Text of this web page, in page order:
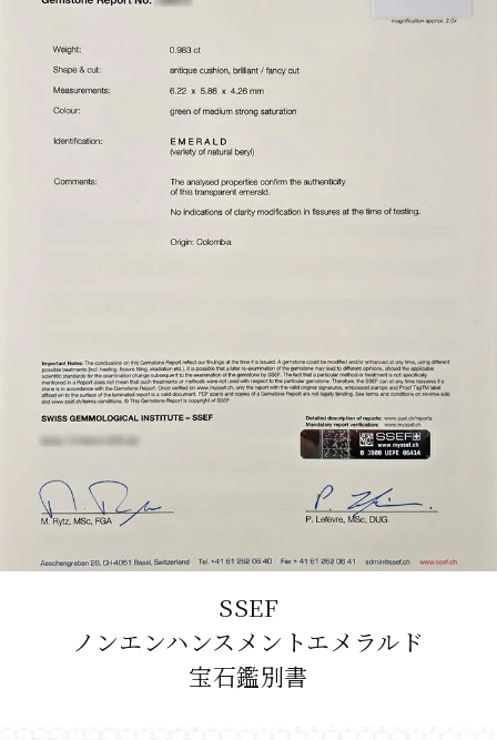
SSEF
ノンエンハンスメントエメラルド
宝石鑑別書